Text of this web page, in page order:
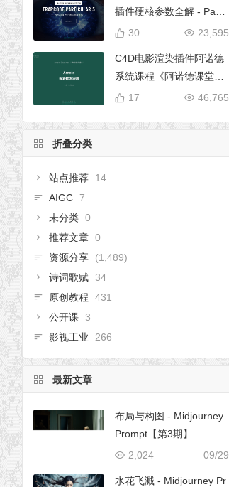
插件硬核参数全解 - Parti
cular 5 完全使用手册23,595
30
C4D电影渲染插件阿诺德
系统课程《阿诺德课堂之
玉清境》
46,765
17
折叠分类
站点推荐
14
AIGC 7
未分类 0
推荐文章 0
资源分享
(1,489)
诗词歌赋 34
原创教程
431
公开课 3
影视工业
266
最新文章
布局与构图 - Midjourney
Prompt【第3期】
09/29
2,024
水花飞溅 - Midjourney Pr